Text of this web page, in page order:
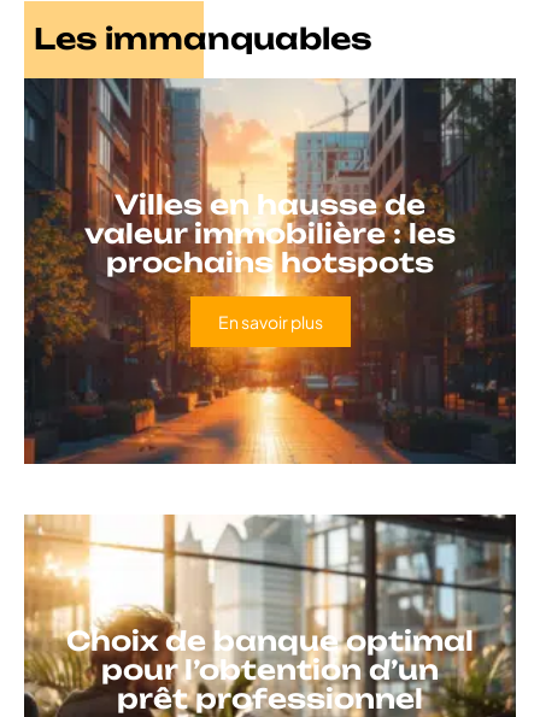
Les immanquables
Villes en hausse de
valeur immobilière : les
prochains hotspots
En savoir plus
Choix de banque optimal
pour l’obtention d’un
prêt professionnel